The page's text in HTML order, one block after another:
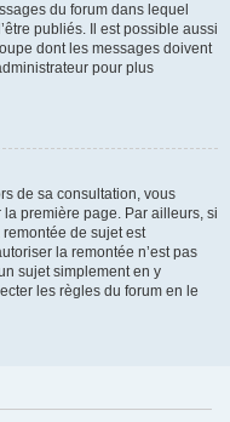
du forum dans lequel
publiés. Il est possible aussi
dont les messages doivent
pour plus
de sa consultation, vous
première page. Par ailleurs, si
de sujet est
la remontée n’est pas
sujet simplement en y
les règles du forum en le